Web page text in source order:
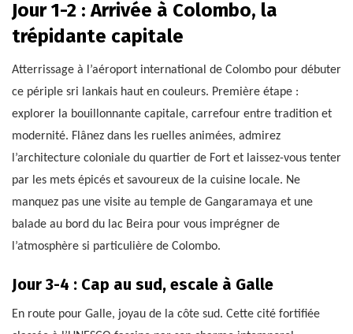
Jour 1-2 : Arrivée à Colombo, la
trépidante capitale
Atterrissage à l’aéroport international de Colombo pour débuter
ce périple sri lankais haut en couleurs. Première étape :
explorer la bouillonnante capitale, carrefour entre tradition et
modernité. Flânez dans les ruelles animées, admirez
l’architecture coloniale du quartier de Fort et laissez-vous tenter
par les mets épicés et savoureux de la cuisine locale. Ne
manquez pas une visite au temple de Gangaramaya et une
balade au bord du lac Beira pour vous imprégner de
l’atmosphère si particulière de Colombo.
Jour 3-4 : Cap au sud, escale à Galle
En route pour Galle, joyau de la côte sud. Cette cité fortifiée